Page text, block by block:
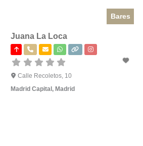
Bares
Juana La Loca
Calle Recoletos, 10
Madrid Capital, Madrid